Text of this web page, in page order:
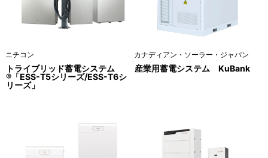
ニチコン
トライブリッド蓄電システム
®「ESS-T5シリーズ/ESS-T6シ
リーズ」
カナディアン・ソーラー・ジャパン
産業用蓄電システム KuBank